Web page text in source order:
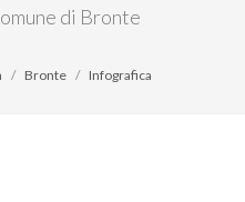
di Bronte
Bronte Infografica